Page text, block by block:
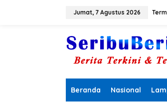
Jumat, 7 Agustus 2026
Beranda Nasional